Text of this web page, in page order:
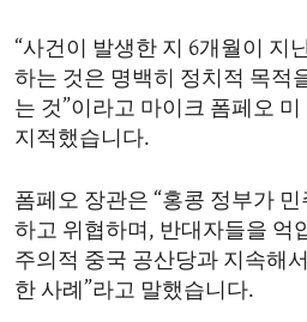
“사건이 발생한 지 6개월이 지
하는 것은 명백히 정치적 목적
는 것”이라고 마이크 폼페오
지적했습니다.
폼페오 장관은 “홍콩 정부가
하고 위협하며, 반대자들을 억
주의적 중국 공산당과 지속해
한 사례”라고 말했습니다.